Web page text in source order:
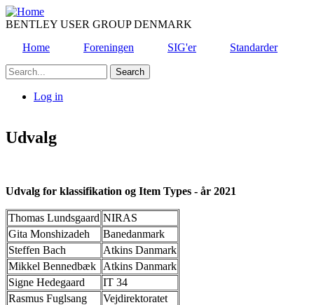
Skip
to
content
BENTLEY USER GROUP DENMARK
Home
Foreningen SIG'er
Standarder
Search
account
Log in
Udvalg
Udvalg for klassifikation og Item Types - år 2021
Thomas Lundsgaard NIRAS
Gita Monshizadeh
Banedanmark
Steffen Bach
Atkins Danmark
Mikkel Bennedbæk
Atkins Danmark
Signe Hedegaard
IT 34
Rasmus Fuglsang
Vejdirektoratet